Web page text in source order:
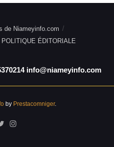
de Niameyinfo.com
ÉDITORIALE
info@niameyinfo.com
by Prestacomniger.